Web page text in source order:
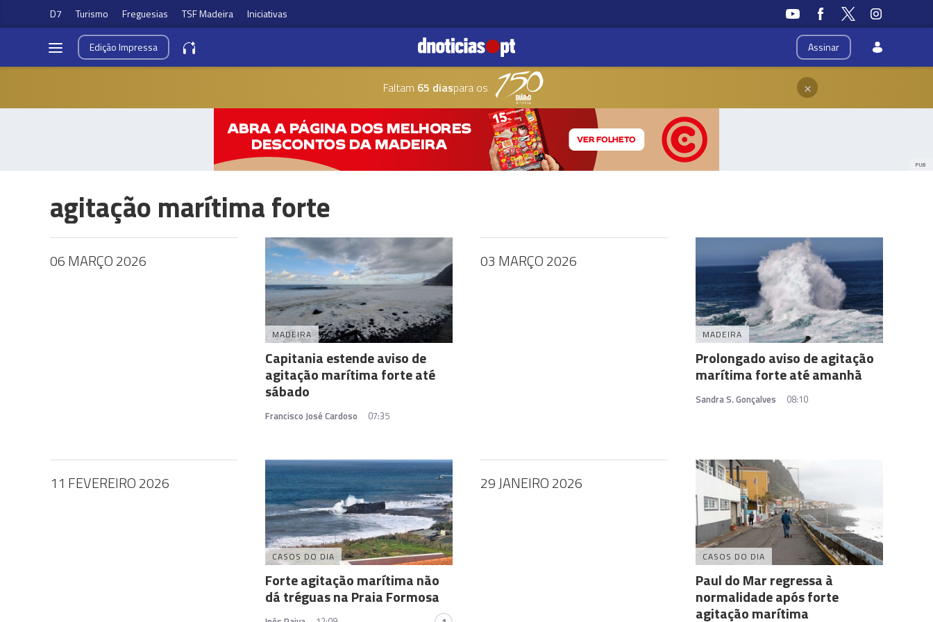
D7 Turismo Freguesias TSF Madeira Iniciativas
Assinar
EdiçãoImpressa
Faltam 65 diaspara os ×
PUB
agitação marítima forte
06 MARÇO 2026
MADEIRA
Capitania estende aviso de
agitação marítima forte até
sábado
Francisco José Cardoso 07:35
03 MARÇO 2026
MADEIRA
Prolongado aviso de agitação
marítima forte até amanhã
Sandra S. Gonçalves 08:10
11 FEVEREIRO 2026
CASOS DO DIA
Forte agitação marítima não
dá tréguas na Praia Formosa
29 JANEIRO 2026
CASOS DO DIA
Paul do Mar regressa à
normalidade após forte
agitação marítima